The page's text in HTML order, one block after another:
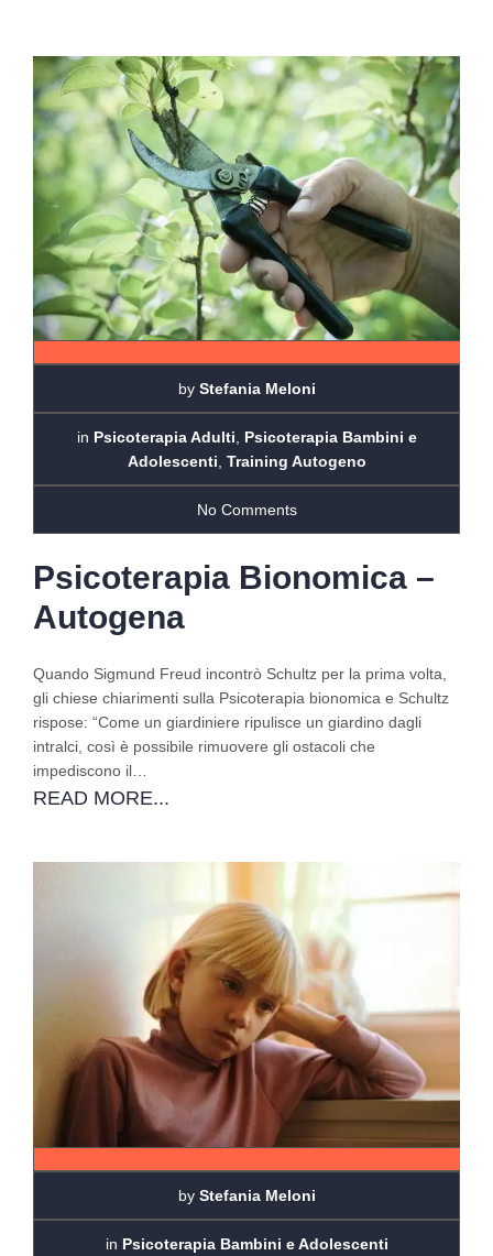
by Stefania Meloni
in Psicoterapia Adulti, Psicoterapia Bambini e
Adolescenti, Training Autogeno
No Comments
Psicoterapia Bionomica –
Autogena
Quando Sigmund Freud incontrò Schultz per la prima volta,
gli chiese chiarimenti sulla Psicoterapia bionomica e Schultz
rispose: “Come un giardiniere ripulisce un giardino dagli
intralci, così è possibile rimuovere gli ostacoli che
impediscono il…
READ MORE...
by Stefania Meloni
in Psicoterapia Bambini e Adolescenti